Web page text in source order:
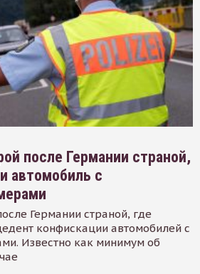
после Германии страной,
автомобиль с
Германии страной, где
конфискации автомобилей с
Известно как минимум об